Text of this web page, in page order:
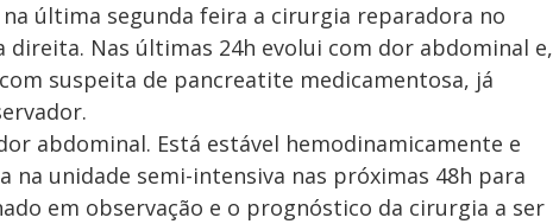
última segunda feira a cirurgia reparadora no
Nas últimas 24h evolui com dor abdominal e,
suspeita de pancreatite medicamentosa, já
abdominal. Está estável hemodinamicamente e
na unidade semi-intensiva nas próximas 48h para
em observação e o prognóstico da cirurgia a ser